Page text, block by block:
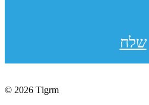
שלח
© 2026 Tlgrm